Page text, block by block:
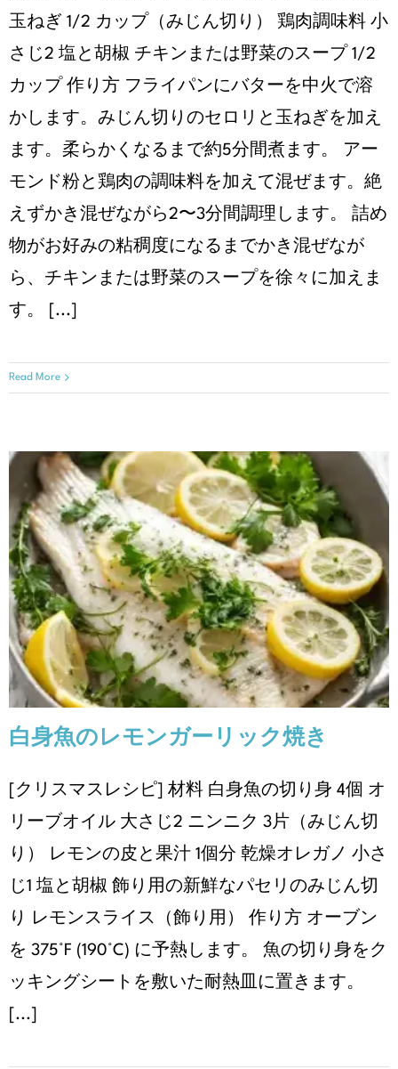
玉ねぎ 1/2 カップ（みじん切り） 鶏肉調味料 小
さじ2 塩と胡椒 チキンまたは野菜のスープ 1/2
カップ 作り方 フライパンにバターを中火で溶
かします。みじん切りのセロリと玉ねぎを加え
ます。柔らかくなるまで約5分間煮ます。 アー
モンド粉と鶏肉の調味料を加えて混ぜます。絶
えずかき混ぜながら2〜3分間調理します。 詰め
物がお好みの粘稠度になるまでかき混ぜなが
ら、チキンまたは野菜のスープを徐々に加えま
す。 [...]
Read More
白身魚のレモンガーリック焼き
クリスマスレシピ レシピ
白身魚のレモンガーリック焼き
[クリスマスレシピ] 材料 白身魚の切り身 4個 オ
リーブオイル 大さじ2 ニンニク 3片（みじん切
り） レモンの皮と果汁 1個分 乾燥オレガノ 小さ
じ1 塩と胡椒 飾り用の新鮮なパセリのみじん切
り レモンスライス（飾り用） 作り方 オーブン
を 375°F (190°C) に予熱します。 魚の切り身をク
ッキングシートを敷いた耐熱皿に置きます。
[...]